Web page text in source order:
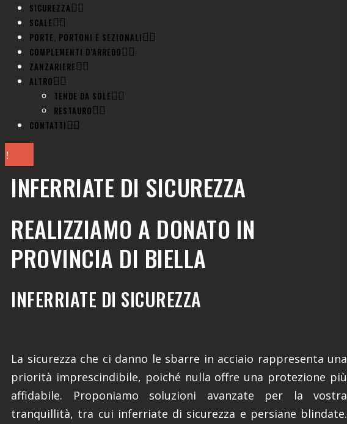
SICUREZZA
SCALE
PORTE, PORTONI E SEZIONALI
COMPLEMENTI D’ARREDO
ZANZARIERE
ALTRO
TENDE DA SOLE
RESTAURO
CONTATTI
INFERRIATE DI SICUREZZA
REALIZZIAMO A DONATO IN
PROVINCIA DI BIELLA
INFERRIATE DI SICUREZZA
La sicurezza che ci danno le sbarre in acciaio rappresenta una
priorità imprescindibile, poiché nulla offre una protezione più
affidabile. Proponiamo soluzioni avanzate per la vostra
tranquillità, tra cui inferriate di sicurezza e persiane blindate.